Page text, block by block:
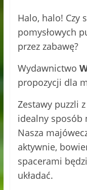
Halo, halo! Czy
pomysłowych
przez zabawę?
Wydawnictwo
propozycji dla
Zestawy puzzli
idealny sposób
Nasza
aktywnie,
spacerami
układać.